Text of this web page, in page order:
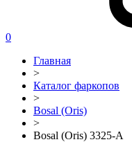
0
Главная
>
Каталог фаркопов
>
Bosal (Oris)
>
Bosal (Oris) 3325-A